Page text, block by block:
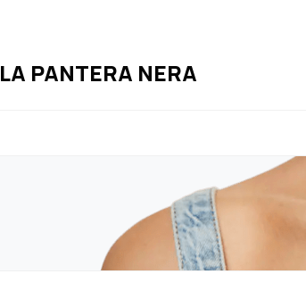
LA PANTERA NERA